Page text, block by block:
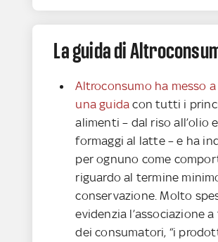
La guida di
Altroconsumo ha messo
una guida con tutti i
alimenti – dal riso all’olio
formaggi al latte – e ha
per ognuno come
riguardo al termine
conservazione. Molto
evidenzia l’associazione
dei consumatori, “i